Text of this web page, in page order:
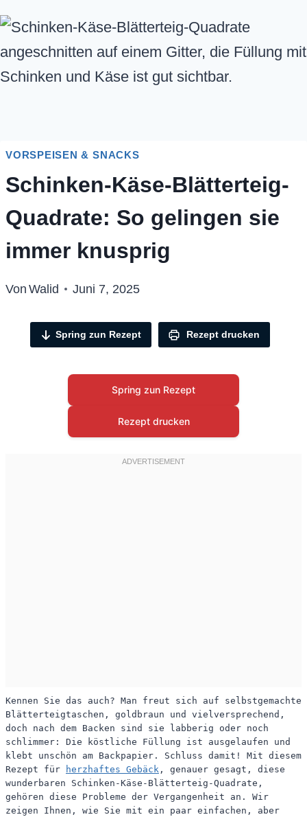
VORSPEISEN & SNACKS
Schinken-Käse-Blätterteig-
Quadrate: So gelingen sie
immer knusprig
Von Walid Juni 7, 2025
Spring zun Rezept Rezept drucken
Spring zun Rezept
Rezept drucken
Kennen Sie das auch? Man freut sich auf selbstgemachte
Blätterteigtaschen, goldbraun und vielversprechend,
doch nach dem Backen sind sie labberig oder noch
schlimmer: Die köstliche Füllung ist ausgelaufen und
klebt unschön am Backpapier. Schluss damit! Mit diesem
Rezept für
herzhaftes Gebäck , genauer gesagt, diese
wunderbaren Schinken-Käse-Blätterteig-Quadrate,
gehören diese Probleme der Vergangenheit an. Wir
zeigen Ihnen, wie Sie mit ein paar einfachen, aber